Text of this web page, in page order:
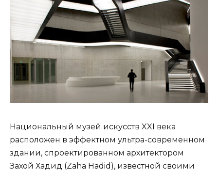
Национальный музей искусств XXI века
расположен в эффектном ультра-современном
здании, спроектированном архитектором
Захой Хадид (Zaha Hadid), известной своими